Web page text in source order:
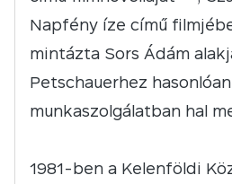
Napfény íze című
mintázta Sors Ádám
Petschauerhez
munkaszolgálatban hal
1981-ben a Kelenföldi